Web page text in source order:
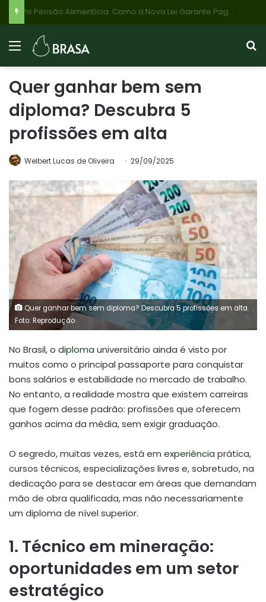
Quer ganhar bem sem
diploma? Descubra 5
profissões em alta
Welbert Lucas de Oliveira 29/09/2025
Quer ganhar bem sem diploma? Descubra 5 profissões em alta.
Foto: Reprodução
No Brasil, o diploma universitário ainda é visto por
muitos como o principal passaporte para conquistar
bons salários e estabilidade no mercado de trabalho.
No entanto, a realidade mostra que existem carreiras
que fogem desse padrão: profissões que oferecem
ganhos acima da média, sem exigir graduação.
O segredo, muitas vezes, está em experiência prática,
cursos técnicos, especializações livres e, sobretudo, na
dedicação para se destacar em áreas que demandam
mão de obra qualificada, mas não necessariamente
um diploma de nível superior.
1. Técnico em mineração:
oportunidades em um setor
estratégico